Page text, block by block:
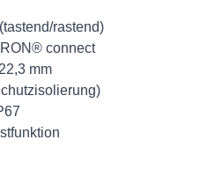
rastend)
connect
mm